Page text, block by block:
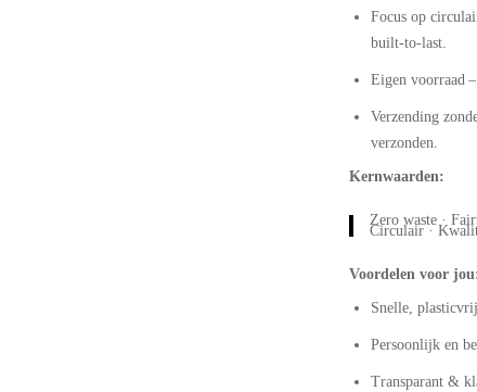
Focus op
built-to-last.
Eigen voorraad
Verzending
verzonden.
Kernwaarden:
Zero waste ·
Circulair ·
Voordelen voor
Snelle,
Persoonlijk en
Transparant &